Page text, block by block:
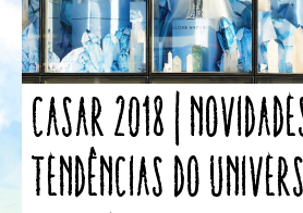
CASAR 2018 |
tendências do